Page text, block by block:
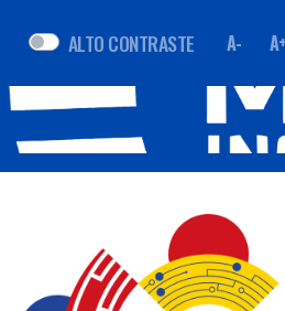
ALTO CONTRASTE A- A+